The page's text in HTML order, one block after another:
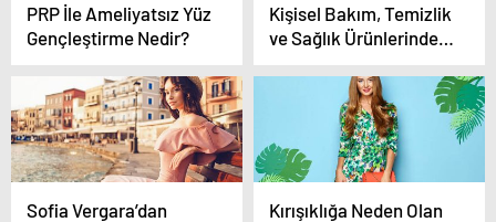
PRP İle Ameliyatsız Yüz
Gençleştirme Nedir?
Kişisel Bakım, Temizlik
ve Sağlık Ürünlerinde
Sofia Vergara’dan
Kırışıklığa Neden Olan